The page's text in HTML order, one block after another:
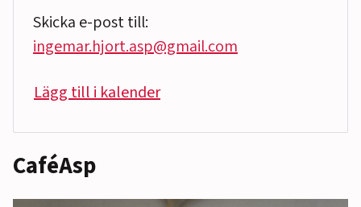
CaféAsp
Skicka e-post till:
ingemar.hjort.asp@gmail.com
Lägg till i kalender